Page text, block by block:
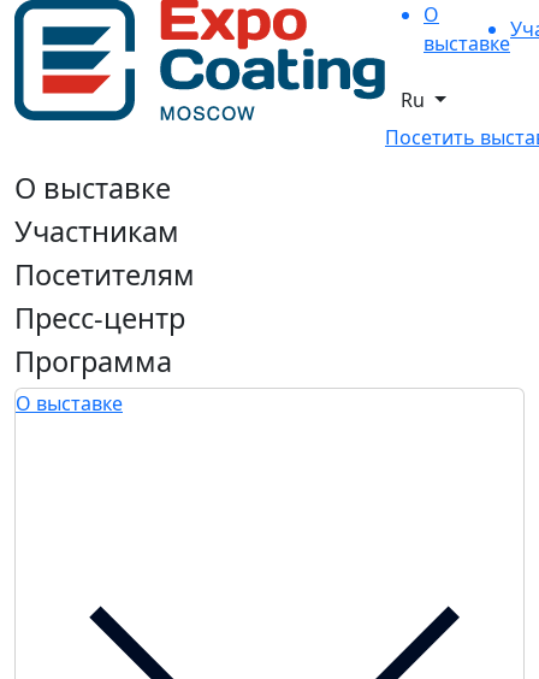
О
выставке
Ru
Посетить
О выставке
Участникам
Посетителям
Пресс-центр
Программа
О выставке